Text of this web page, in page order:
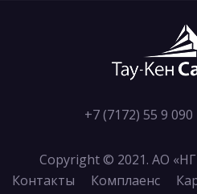
+7 (7172) 55 9 090
Copyright © 2021. АО
Контакты
Комплаенс